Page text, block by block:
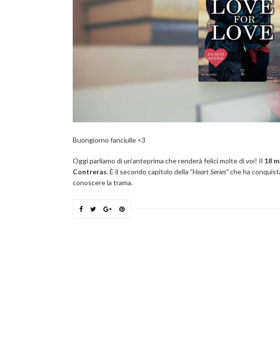
Buongiorno fanciulle <3
Oggi parliamo di un’anteprima che renderà felici molte di voi! Il 18
Contreras. È il secondo capitolo della “Heart Series”che ha
conoscere la trama.